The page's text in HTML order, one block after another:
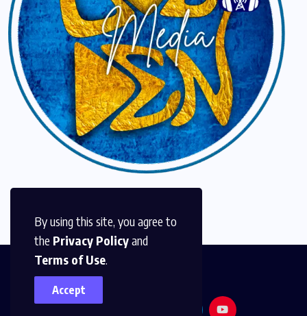
By using this site, you agree to
the Privacy Policyand
Terms of Use.
Accept